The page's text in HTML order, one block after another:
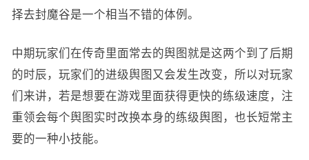
择去封魔谷是一个相当不错的体例。
中期玩家们在传奇里面常去的舆图就是这两个到了后期
的时辰，玩家们的进级舆图又会发生改变，所以对玩家
们来讲，若是想要在游戏里面获得更快的练级速度，注
重领会每个舆图实时改换本身的练级舆图，也长短常主
要的一种小技能。